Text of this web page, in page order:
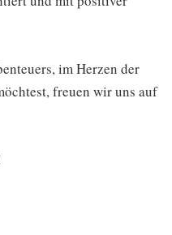
im Herzen der
freuen wir uns auf